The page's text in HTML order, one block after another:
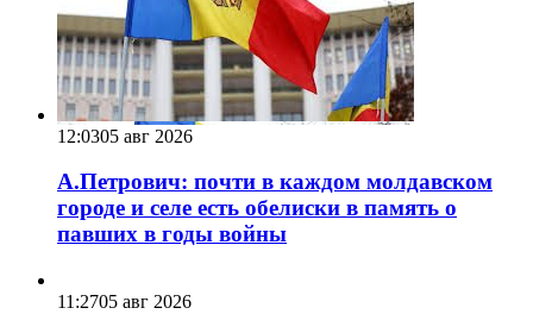
12:0305 авг 2026
А.Петрович: почти в каждом молдавском
городе и селе есть обелиски в память о
павших в годы войны
11:2705 авг 2026